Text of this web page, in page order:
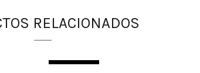
RELACIONADOS